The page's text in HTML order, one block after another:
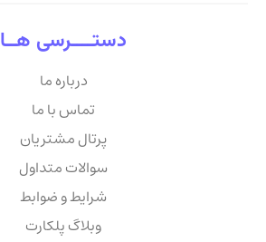
دستــــرسی هــا
درباره ما
تماس با ما
پرتال مشتریان
سوالات متداول
شرایط و ضوابط
وبلاگ پلکارت